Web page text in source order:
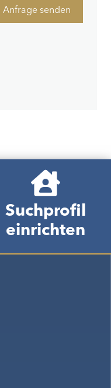
Anfrage senden
Suchprofil
einrichten